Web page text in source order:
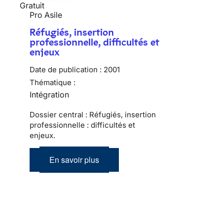
Gratuit
Pro Asile
Réfugiés, insertion
professionnelle, difficultés et
enjeux
Date de publication : 2001
Thématique :
Intégration
Dossier central : Réfugiés, insertion
professionnelle : difficultés et
enjeux.
En savoir plus